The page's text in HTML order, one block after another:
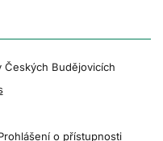
Budějovicích
o přístupnosti